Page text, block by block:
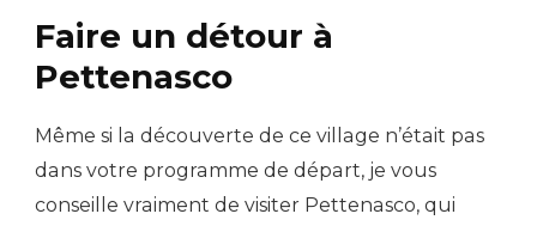
Faire un détour à
Pettenasco
Même si la découverte de ce village n’était pas
dans votre programme de départ, je vous
conseille vraiment de visiter Pettenasco, qui